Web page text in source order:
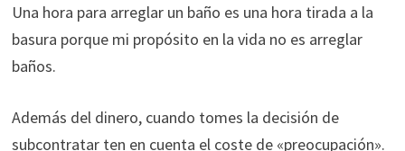
Una hora para arreglar un baño es una hora tirada a la
basura porque mi propósito en la vida no es arreglar
baños.
Además del dinero, cuando tomes la decisión de
subcontratar ten en cuenta el coste de «preocupación».